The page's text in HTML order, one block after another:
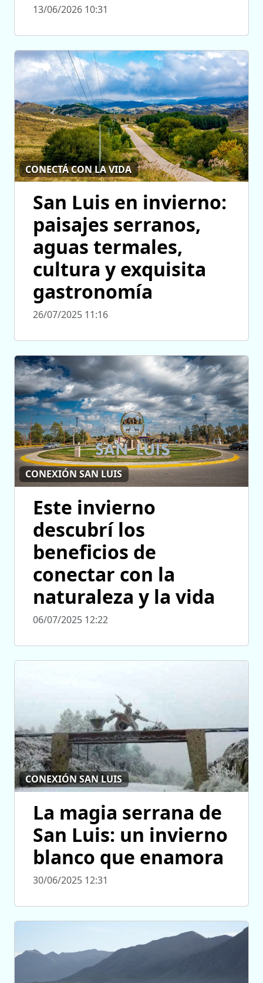
13/06/2026 10:31
CONECTÁ CON LA VIDA
San Luis en invierno:
paisajes serranos,
aguas termales,
cultura y exquisita
gastronomía
26/07/2025 11:16
CONEXIÓN SAN LUIS
Este invierno
descubrí los
beneficios de
conectar con la
naturaleza y la vida
06/07/2025 12:22
CONEXIÓN SAN LUIS
La magia serrana de
San Luis: un invierno
blanco que enamora
30/06/2025 12:31